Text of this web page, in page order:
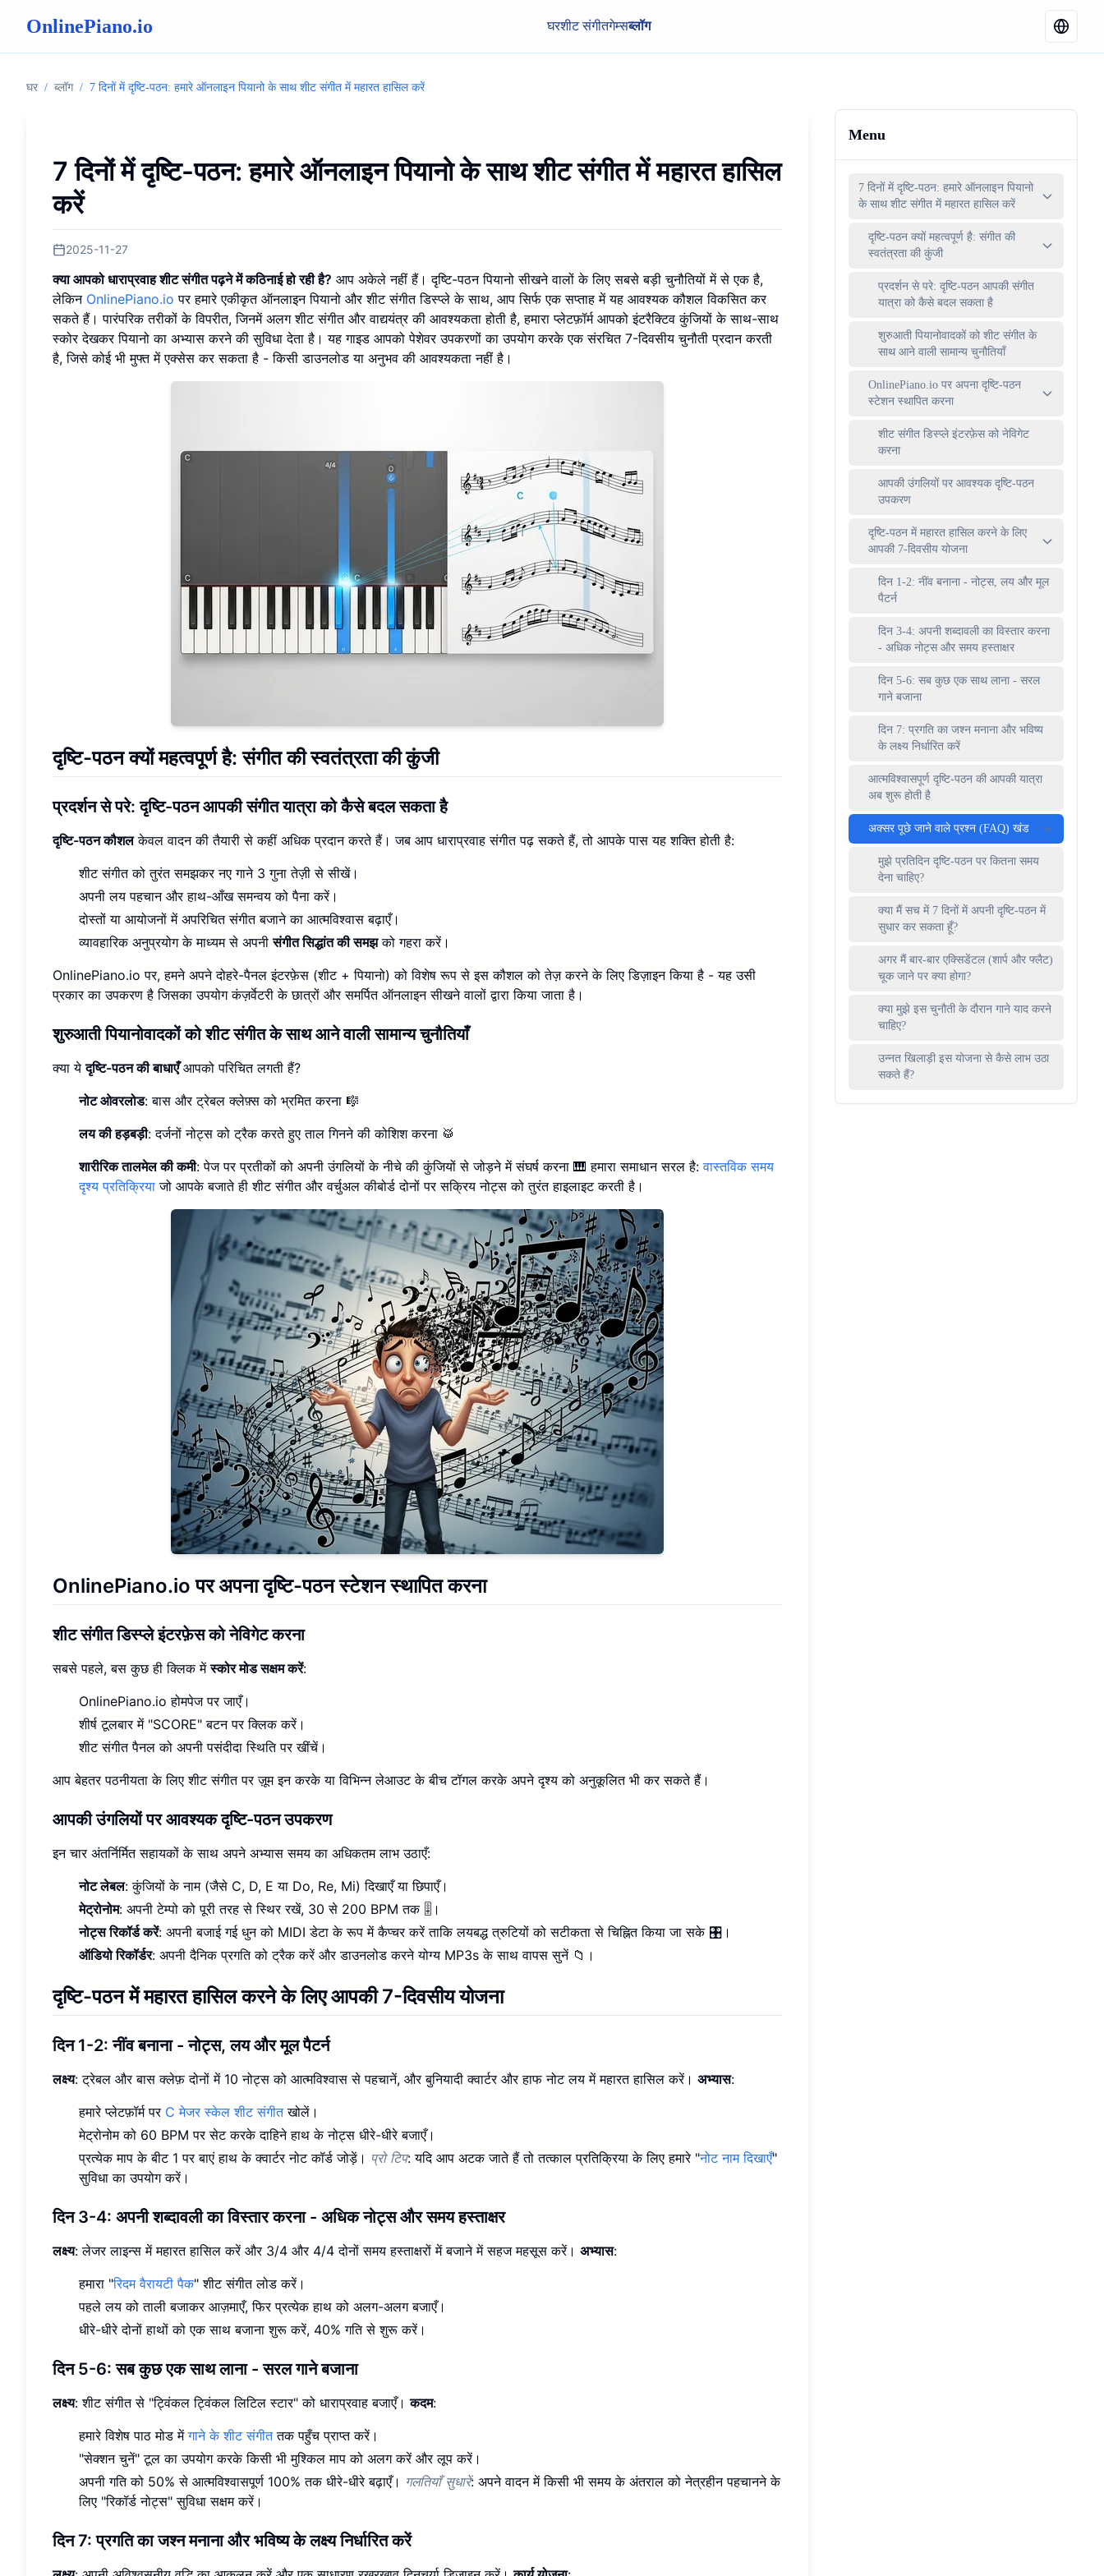
OnlinePiano.io घरशीट संगीतगेम्सब्लॉग
घर / ब्लॉग / 7 दिनों में दृष्टि-पठन: हमारे ऑनलाइन पियानो के साथ शीट संगीत में महारत हासिल करें
7 दिनों में दृष्टि-पठन: हमारे ऑनलाइन पियानो के साथ शीट संगीत में महारत हासिल
करें
2025-11-27
क्या आपको धाराप्रवाह शीट संगीत पढ़ने में कठिनाई हो रही है? आप अकेले नहीं हैं। दृष्टि-पठन पियानो सीखने वालों के लिए सबसे बड़ी चुनौतियों में से एक है,
लेकिन OnlinePiano.io पर हमारे एकीकृत ऑनलाइन पियानो और शीट संगीत डिस्प्ले के साथ, आप सिर्फ एक सप्ताह में यह आवश्यक कौशल विकसित कर
सकते हैं। पारंपरिक तरीकों के विपरीत, जिनमें अलग शीट संगीत और वाद्ययंत्र की आवश्यकता होती है, हमारा प्लेटफ़ॉर्म आपको इंटरैक्टिव कुंजियों के साथ-साथ
स्कोर देखकर पियानो का अभ्यास करने की सुविधा देता है। यह गाइड आपको पेशेवर उपकरणों का उपयोग करके एक संरचित 7-दिवसीय चुनौती प्रदान करती
है, जिसे कोई भी मुफ्त में एक्सेस कर सकता है - किसी डाउनलोड या अनुभव की आवश्यकता नहीं है।
दृष्टि-पठन क्यों महत्वपूर्ण है: संगीत की स्वतंत्रता की कुंजी
प्रदर्शन से परे: दृष्टि-पठन आपकी संगीत यात्रा को कैसे बदल सकता है
दृष्टि-पठन कौशलकेवल वादन की तैयारी से कहीं अधिक प्रदान करते हैं। जब आप धाराप्रवाह संगीत पढ़ सकते हैं, तो आपके पास यह शक्ति होती है:
शीट संगीत को तुरंत समझकर नए गाने 3 गुना तेज़ी से सीखें।
अपनी लय पहचान और हाथ-आँख समन्वय को पैना करें।
दोस्तों या आयोजनों में अपरिचित संगीत बजाने का आत्मविश्वास बढ़ाएँ।
व्यावहारिक अनुप्रयोग के माध्यम से अपनीसंगीत सिद्धांत की समझको गहरा करें।
OnlinePiano.io पर, हमने अपने दोहरे-पैनल इंटरफ़ेस (शीट + पियानो) को विशेष रूप से इस कौशल को तेज़ करने के लिए डिज़ाइन किया है - यह उसी
प्रकार का उपकरण है जिसका उपयोग कंज़र्वेटरी के छात्रों और समर्पित ऑनलाइन सीखने वालों द्वारा किया जाता है।
शुरुआती पियानोवादकों को शीट संगीत के साथ आने वाली सामान्य चुनौतियाँ
क्या येदृष्टि-पठन की बाधाएँआपको परिचित लगती हैं?
नोट ओवरलोड: बास और ट्रेबल क्लेफ़्स को भ्रमित करना 🎼
लय की हड़बड़ी: दर्जनों नोट्स को ट्रैक करते हुए ताल गिनने की कोशिश करना 🥁
शारीरिक तालमेल की कमी: पेज पर प्रतीकों को अपनी उंगलियों के नीचे की कुंजियों से जोड़ने में संघर्ष करना 🎹 हमारा समाधान सरल है:वास्तविक समय
दृश्य प्रतिक्रिया जो आपके बजाते ही शीट संगीत और वर्चुअल कीबोर्ड दोनों पर सक्रिय नोट्स को तुरंत हाइलाइट करती है।
OnlinePiano.io पर अपना दृष्टि-पठन स्टेशन स्थापित करना
शीट संगीत डिस्प्ले इंटरफ़ेस को नेविगेट करना
सबसे पहले, बस कुछ ही क्लिक मेंस्कोर मोड सक्षम करें:
OnlinePiano.io होमपेज पर जाएँ।
शीर्ष टूलबार में "SCORE" बटन पर क्लिक करें।
शीट संगीत पैनल को अपनी पसंदीदा स्थिति पर खींचें।
आप बेहतर पठनीयता के लिए शीट संगीत पर ज़ूम इन करके या विभिन्न लेआउट के बीच टॉगल करके अपने दृश्य को अनुकूलित भी कर सकते हैं।
आपकी उंगलियों पर आवश्यक दृष्टि-पठन उपकरण
इन चार अंतर्निर्मित सहायकों के साथ अपने अभ्यास समय का अधिकतम लाभ उठाएँ:
नोट लेबल: कुंजियों के नाम (जैसे C, D, E या Do, Re, Mi) दिखाएँ या छिपाएँ।
मेट्रोनोम: अपनी टेम्पो को पूरी तरह से स्थिर रखें, 30 से 200 BPM तक 🎚️।
नोट्स रिकॉर्ड करें: अपनी बजाई गई धुन को MIDI डेटा के रूप में कैप्चर करें ताकि लयबद्ध त्रुटियों को सटीकता से चिह्नित किया जा सके 🎛️।
ऑडियो रिकॉर्डर: अपनी दैनिक प्रगति को ट्रैक करें और डाउनलोड करने योग्य MP3s के साथ वापस सुनें 📁।
दृष्टि-पठन में महारत हासिल करने के लिए आपकी 7-दिवसीय योजना
दिन 1-2: नींव बनाना - नोट्स, लय और मूल पैटर्न
लक्ष्य: ट्रेबल और बास क्लेफ़ दोनों में 10 नोट्स को आत्मविश्वास से पहचानें, और बुनियादी क्वार्टर और हाफ नोट लय में महारत हासिल करें। अभ्यास:
हमारे प्लेटफ़ॉर्म पर C मेजर स्केल शीट संगीतखोलें।
मेट्रोनोम को 60 BPM पर सेट करके दाहिने हाथ के नोट्स धीरे-धीरे बजाएँ।
प्रत्येक माप के बीट 1 पर बाएं हाथ के क्वार्टर नोट कॉर्ड जोड़ें। प्रो टिप: यदि आप अटक जाते हैं तो तत्काल प्रतिक्रिया के लिए हमारे "नोट नाम दिखाएँ"
सुविधा का उपयोग करें।
दिन 3-4: अपनी शब्दावली का विस्तार करना - अधिक नोट्स और समय हस्ताक्षर
लक्ष्य: लेजर लाइन्स में महारत हासिल करें और 3/4 और 4/4 दोनों समय हस्ताक्षरों में बजाने में सहज महसूस करें। अभ्यास:
हमारा "रिदम वैरायटी पैक" शीट संगीत लोड करें।
पहले लय को ताली बजाकर आज़माएँ, फिर प्रत्येक हाथ को अलग-अलग बजाएँ।
धीरे-धीरे दोनों हाथों को एक साथ बजाना शुरू करें, 40% गति से शुरू करें।
दिन 5-6: सब कुछ एक साथ लाना - सरल गाने बजाना
लक्ष्य: शीट संगीत से "ट्विंकल ट्विंकल लिटिल स्टार" को धाराप्रवाह बजाएँ।कदम:
हमारे विशेष पाठ मोड मेंगाने के शीट संगीततक पहुँच प्राप्त करें।
"सेक्शन चुनें" टूल का उपयोग करके किसी भी मुश्किल माप को अलग करें और लूप करें।
अपनी गति को 50% से आत्मविश्वासपूर्ण 100% तक धीरे-धीरे बढ़ाएँ। गलतियाँ सुधारें: अपने वादन में किसी भी समय के अंतराल को नेत्रहीन पहचानने के
लिए "रिकॉर्ड नोट्स" सुविधा सक्षम करें।
दिन 7: प्रगति का जश्न मनाना और भविष्य के लक्ष्य निर्धारित करें
Menu
7 दिनों में दृष्टि-पठन: हमारे ऑनलाइन पियानो
के साथ शीट संगीत में महारत हासिल करें
दृष्टि-पठन क्यों महत्वपूर्ण है: संगीत की
स्वतंत्रता की कुंजी
प्रदर्शन से परे: दृष्टि-पठन आपकी संगीत
यात्रा को कैसे बदल सकता है
शुरुआती पियानोवादकों को शीट संगीत के
साथ आने वाली सामान्य चुनौतियाँ
OnlinePiano.io पर अपना दृष्टि-पठन
स्टेशन स्थापित करना
शीट संगीत डिस्प्ले इंटरफ़ेस को नेविगेट
करना
आपकी उंगलियों पर आवश्यक दृष्टि-पठन
उपकरण
दृष्टि-पठन में महारत हासिल करने के लिए
आपकी 7-दिवसीय योजना
दिन 1-2: नींव बनाना - नोट्स, लय और मूल
पैटर्न
दिन 3-4: अपनी शब्दावली का विस्तार करना
- अधिक नोट्स और समय हस्ताक्षर
दिन 5-6: सब कुछ एक साथ लाना - सरल
गाने बजाना
दिन 7: प्रगति का जश्न मनाना और भविष्य
के लक्ष्य निर्धारित करें
आत्मविश्वासपूर्ण दृष्टि-पठन की आपकी यात्रा
अब शुरू होती है
अक्सर पूछे जाने वाले प्रश्न (FAQ) खंड
मुझे प्रतिदिन दृष्टि-पठन पर कितना समय
देना चाहिए?
क्या मैं सच में 7 दिनों में अपनी दृष्टि-पठन में
सुधार कर सकता हूँ?
अगर मैं बार-बार एक्सिडेंटल (शार्प और फ्लैट)
चूक जाने पर क्या होगा?
क्या मुझे इस चुनौती के दौरान गाने याद करने
चाहिए?
उन्नत खिलाड़ी इस योजना से कैसे लाभ उठा
सकते हैं?